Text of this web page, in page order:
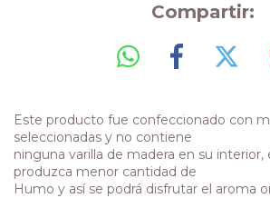
Compartir:
Este producto fue confeccionado con
seleccionadas y no contiene
ninguna varilla de madera en su interior,
produzca menor cantidad de
Humo y así se podrá disfrutar el aroma